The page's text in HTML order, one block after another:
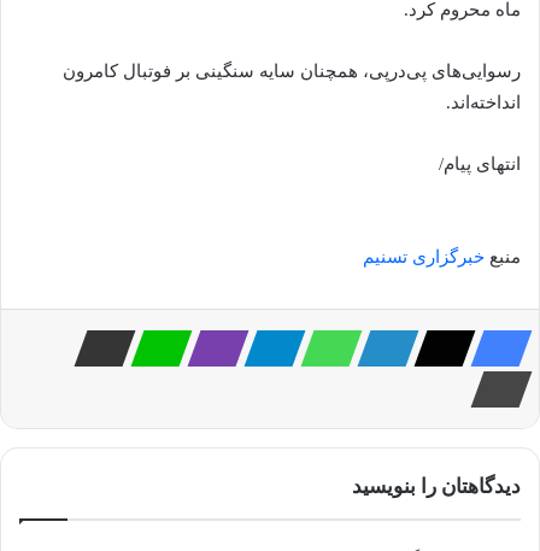
ماه محروم کرد.
رسوایی‌های پی‌درپی، همچنان سایه سنگینی بر فوتبال کامرون
انداخته‌اند.
انتهای پیام/
منبع خبرگزاری تسنیم
دیدگاهتان را بنویسید